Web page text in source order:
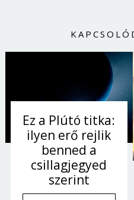
Ez a Plútó titka:
ilyen erő rejlik
benned a
csillagjegyed
szerint